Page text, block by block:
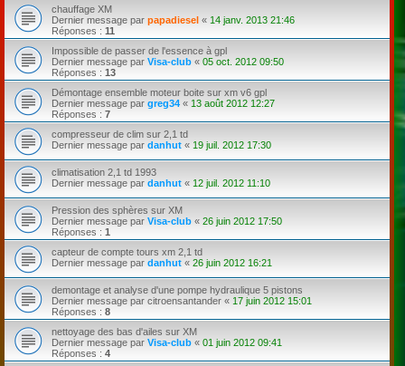
chauffage XM
Dernier message par papadiesel « 14 janv. 2013 21:46
Réponses : 11
Impossible de passer de l'essence à gpl
Dernier message par Visa-club « 05 oct. 2012 09:50
Réponses : 13
Démontage ensemble moteur boite sur xm v6 gpl
Dernier message par greg34 « 13 août 2012 12:27
Réponses : 7
compresseur de clim sur 2,1 td
Dernier message par danhut « 19 juil. 2012 17:30
climatisation 2,1 td 1993
Dernier message par danhut « 12 juil. 2012 11:10
Pression des sphères sur XM
Dernier message par Visa-club « 26 juin 2012 17:50
Réponses : 1
capteur de compte tours xm 2,1 td
Dernier message par danhut « 26 juin 2012 16:21
demontage et analyse d'une pompe hydraulique 5 pistons
Dernier message par citroensantander « 17 juin 2012 15:01
Réponses : 8
nettoyage des bas d'ailes sur XM
Dernier message par Visa-club « 01 juin 2012 09:41
Réponses : 4